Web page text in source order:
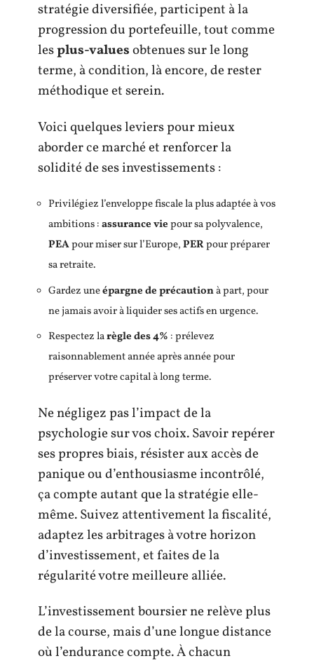
stratégie diversifiée, participent à la
progression du portefeuille, tout comme
lesplus-valuesobtenues sur le long
terme, à condition, là encore, de rester
méthodique et serein.
Voici quelques leviers pour mieux
aborder ce marché et renforcer la
solidité de ses investissements :
Privilégiez l’enveloppe fiscale la plus adaptée à vos
ambitions :assurance viepour sa polyvalence,
PEApour miser sur l’Europe,PERpour préparer
sa retraite.
Gardez uneépargne de précautionà part, pour
ne jamais avoir à liquider ses actifs en urgence.
Respectez larègle des 4% : prélevez
raisonnablement année après année pour
préserver votre capital à long terme.
Ne négligez pas l’impact de la
psychologie sur vos choix. Savoir repérer
ses propres biais, résister aux accès de
panique ou d’enthousiasme incontrôlé,
ça compte autant que la stratégie elle-
même. Suivez attentivement la fiscalité,
adaptez les arbitrages à votre horizon
d’investissement, et faites de la
régularité votre meilleure alliée.
L’investissement boursier ne relève plus
de la course, mais d’une longue distance
où l’endurance compte. À chacun